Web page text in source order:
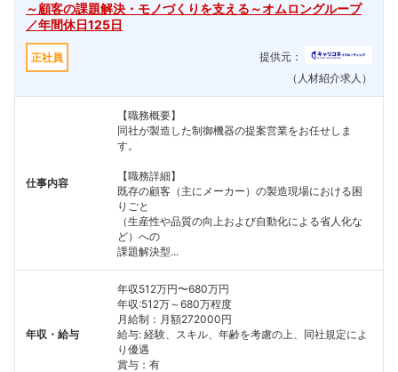
～顧客の課題解決・モノづくりを支える～オムロングループ
／年間休日125日
正社員
提供元：
（人材紹介求人）
仕事内容
【職務概要】
同社が製造した制御機器の提案営業をお任せしま
す。
【職務詳細】
既存の顧客（主にメーカー）の製造現場における困
りごと
（生産性や品質の向上および自動化による省人化な
ど）への
課題解決型...
年収・給与
年収512万円〜680万円
年収:512万～680万程度
月給制：月額272000円
給与: 経験、スキル、年齢を考慮の上、同社規定によ
り優遇
賞与：有